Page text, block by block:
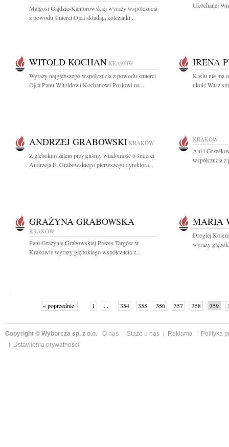
Małgosi Gajdzie-Kantorowskiej wyrazy współczucia
z powodu śmierci Ojca składają koleżanki...
Ukochanej
WITOLD KOCHAN KRAKÓW
Wyrazy najgłębszego współczucia z powodu śmierci
Ojca Panu Witoldowi Kochanowi Posłowi na...
IRENA
Kasiu nie ma
ukoić Wasz
ANDRZEJ GRABOWSKI KRAKÓW
Z głębokim żalem przyjęliśmy wiadomość o śmierci
Andrzeja E. Grabowskiego pierwszego dyrektora...
KRAKÓW
Ani i
współczucia
GRAŻYNA GRABOWSKA
KRAKÓW
Pani Grażynie Grabowskiej Prezes Targów w
Krakowie wyrazy głębokiego współczucia z...
MARIA
Drogiej
wyrazy
« poprzednie 1 ... 354 355 356 357 358 359
Copyright © Wyborcza sp. z o.o. O nas Staże u nas Reklama
Polityka
Ustawienia prywatności